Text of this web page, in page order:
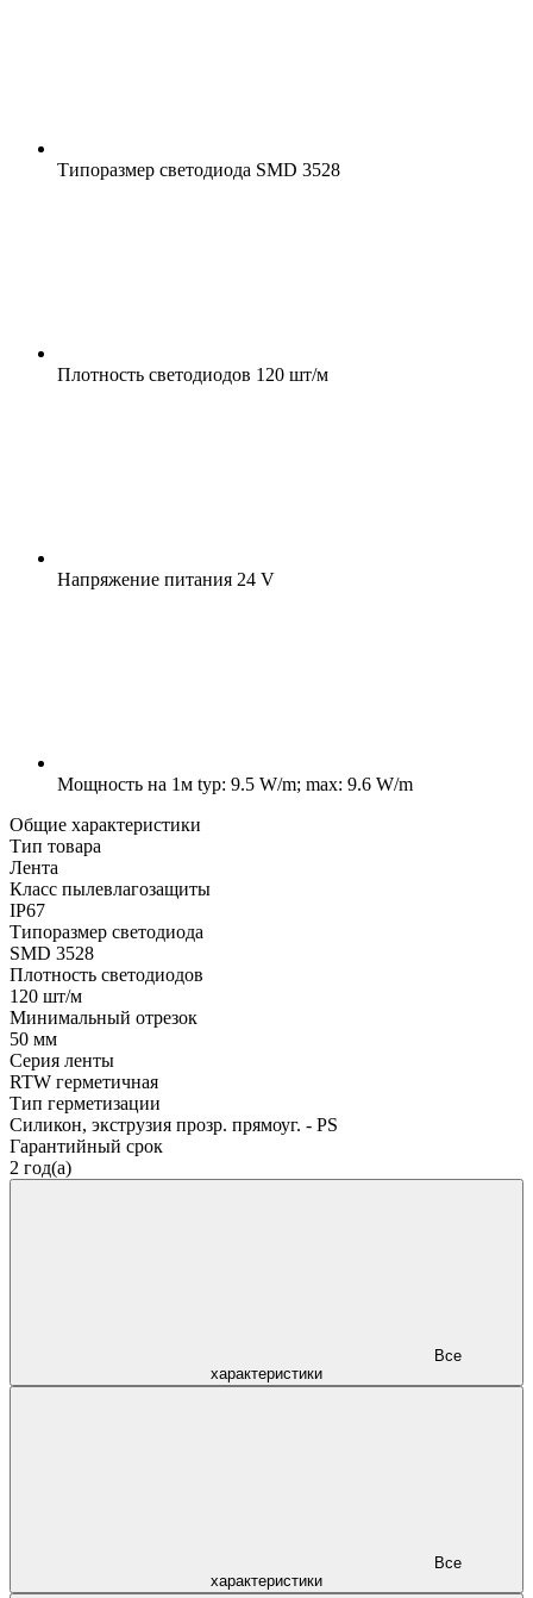
Типоразмер светодиода SMD 3528
Плотность светодиодов 120 шт/м
Напряжение питания 24 V
Мощность на 1м typ: 9.5 W/m; max: 9.6 W/m
Общие характеристики
Тип товара
Лента
Класс пылевлагозащиты
IP67
Типоразмер светодиода
SMD 3528
Плотность светодиодов
120 шт/м
Минимальный отрезок
50 мм
Серия ленты
RTW герметичная
Тип герметизации
Силикон, экструзия прозр. прямоуг. - PS
Гарантийный срок
2 год(а)
характеристики
характеристики